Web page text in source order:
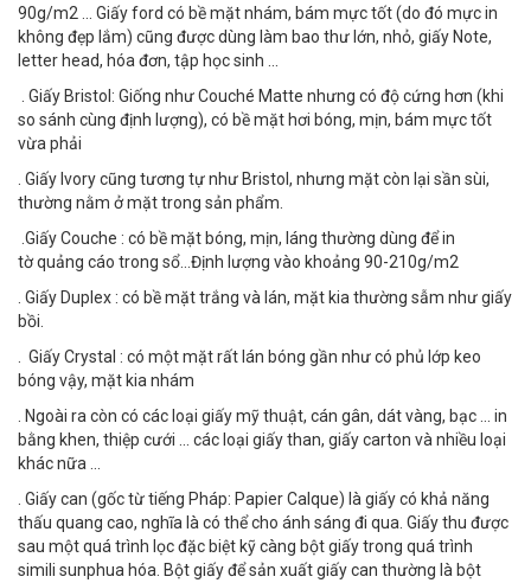
90g/m2 ... Giấy ford có bề mặt nhám, bám mực tốt (do đó mực in
không đẹp lắm) cũng được dùng làm bao thư lớn, nhỏ, giấy Note,
letter head, hóa đơn, tập học sinh ...
. Giấy Bristol: Giống như Couché Matte nhưng có độ cứng hơn (khi
so sánh cùng định lượng), có bề mặt hơi bóng, mịn, bám mực tốt
vừa phải
. Giấy Ivory cũng tương tự như Bristol, nhưng mặt còn lại sần sùi,
thường nằm ở mặt trong sản phẩm.
.Giấy Couche : có bề mặt bóng, mịn, láng thường dùng để in
tờ quảng cáo trong sổ...Định lượng vào khoảng 90-210g/m2
. Giấy Duplex : có bề mặt trắng và lán, mặt kia thường sẫm như giấy
bồi.
. Giấy Crystal : có một mặt rất lán bóng gần như có phủ lớp keo
bóng vậy, mặt kia nhám
. Ngoài ra còn có các loại giấy mỹ thuật, cán gân, dát vàng, bạc ... in
bằng khen, thiệp cưới ... các loại giấy than, giấy carton và nhiều loại
khác nữa ...
. Giấy can (gốc từ tiếng Pháp: Papier Calque) là giấy có khả năng
thấu quang cao, nghĩa là có thể cho ánh sáng đi qua. Giấy thu được
sau một quá trình lọc đặc biệt kỹ càng bột giấy trong quá trình
simili sunphua hóa. Bột giấy để sản xuất giấy can thường là bột